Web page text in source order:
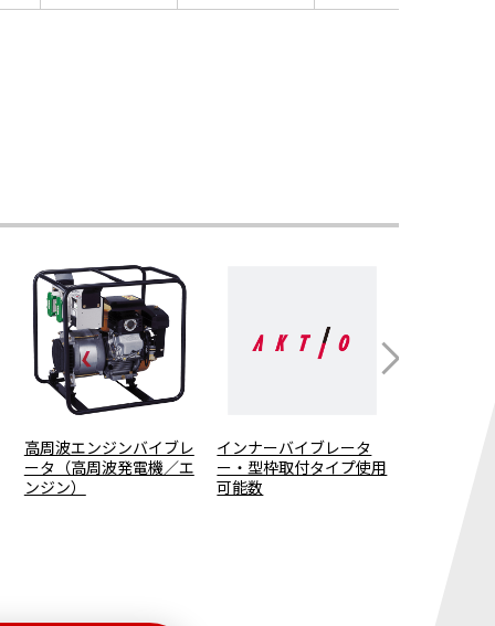
高周波エンジンバイブレ
ータ（高周波発電機／エ
ンジン）
インナーバイブレータ
ー・型枠取付タイプ使用
可能数